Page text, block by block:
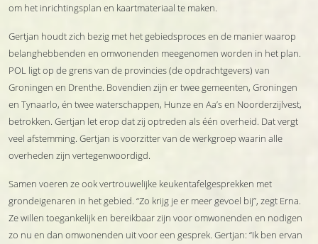
om het inrichtingsplan en kaartmateriaal te maken.
Gertjan houdt zich bezig met het gebiedsproces en de manier waarop
belanghebbenden en omwonenden meegenomen worden in het plan.
POL ligt op de grens van de provincies (de opdrachtgevers) van
Groningen en Drenthe. Bovendien zijn er twee gemeenten, Groningen
en Tynaarlo, én twee waterschappen, Hunze en Aa’s en Noorderzijlvest,
betrokken. Gertjan let erop dat zij optreden als één overheid. Dat vergt
veel afstemming. Gertjan is voorzitter van de werkgroep waarin alle
overheden zijn vertegenwoordigd.
Samen voeren ze ook vertrouwelijke keukentafelgesprekken met
grondeigenaren in het gebied. “Zo krijg je er meer gevoel bij”, zegt Erna.
Ze willen toegankelijk en bereikbaar zijn voor omwonenden en nodigen
zo nu en dan omwonenden uit voor een gesprek. Gertjan: “Ik ben ervan